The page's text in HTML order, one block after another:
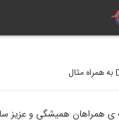
همراهان همیشگی و عزیز